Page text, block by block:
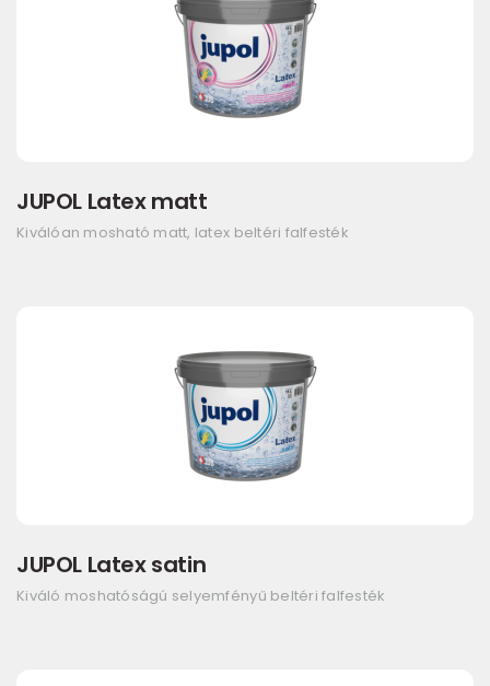
JUPOL Latex matt
Kiválóan mosható matt, latex beltéri falfesték
JUPOL Latex satin
Kiváló moshatóságú selyemfényű beltéri falfesték